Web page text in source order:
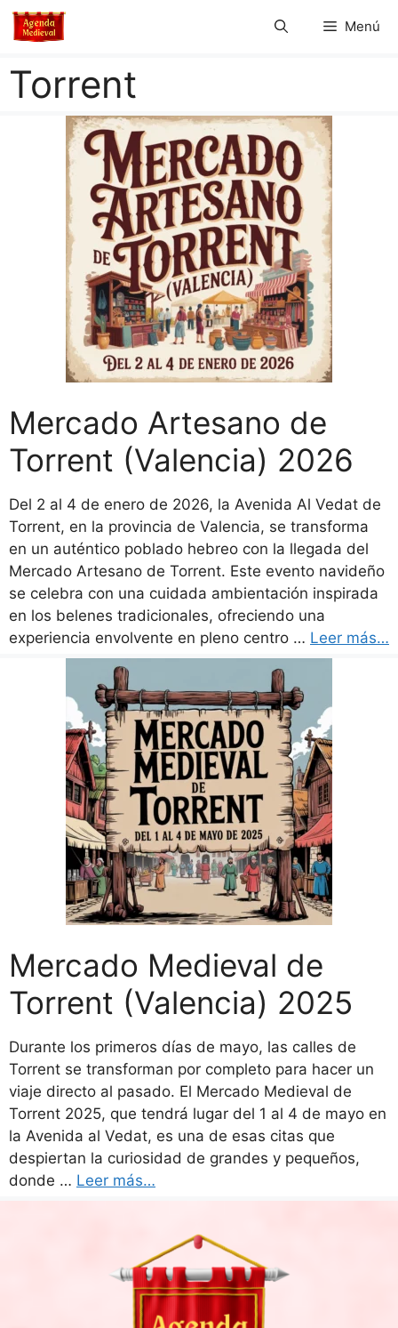
Saltar
Menú
Torrent
Mercado Artesano de
Torrent (Valencia) 2026
Del 2 al 4 de enero de 2026, la Avenida Al Vedat de
Torrent, en la provincia de Valencia, se transforma
en un auténtico poblado hebreo con la llegada del
Mercado Artesano de Torrent. Este evento navideño
se celebra con una cuidada ambientación inspirada
en los belenes tradicionales, ofreciendo una
experiencia envolvente en pleno centro … Leer más…
Mercado Medieval de
Torrent (Valencia) 2025
Durante los primeros días de mayo, las calles de
Torrent se transforman por completo para hacer un
viaje directo al pasado. El Mercado Medieval de
Torrent 2025, que tendrá lugar del 1 al 4 de mayo en
la Avenida al Vedat, es una de esas citas que
despiertan la curiosidad de grandes y pequeños,
donde … Leer más…